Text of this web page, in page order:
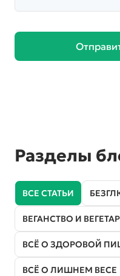
Разделы
ВСЕ СТАТЬИ
ВЕГАНСТВО И
ВСЁ О ЗДОРОВОЙ
ВСЁ О ЛИШНЕМ ВЕСЕ